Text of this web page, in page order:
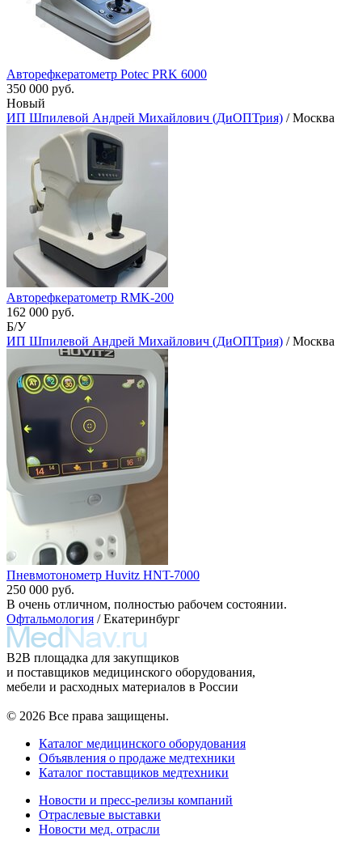
Авторефкератометр Potec PRK 6000
350 000 руб.
Новый
ИП Шпилевой Андрей Михайлович (ДиОПТрия) / Москва
Авторефкератометр RMK-200
162 000 руб.
Б/У
ИП Шпилевой Андрей Михайлович (ДиОПТрия) / Москва
Пневмотонометр Huvitz HNT-7000
250 000 руб.
В очень отличном, полностью рабочем состоянии.
Офтальмология / Екатеринбург
B2B площадка для закупщиков
и поставщиков медицинского оборудования,
мебели и расходных материалов в России
© 2026 Все права защищены.
Каталог медицинского оборудования
Объявления о продаже медтехники
Каталог поставщиков медтехники
Новости и пресс-релизы компаний
Отраслевые выставки
Новости мед. отрасли